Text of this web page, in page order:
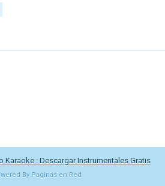
Karaoke : Descargar Instrumentales Gratis
By Paginas en Red